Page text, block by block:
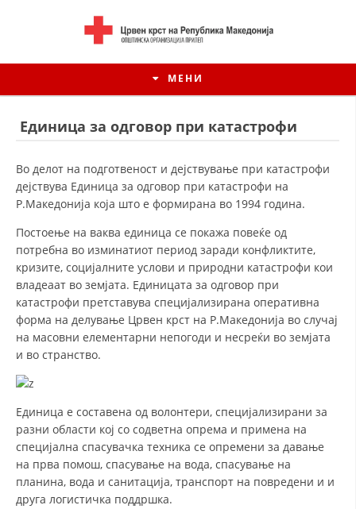
МЕНИ
ИСТОРИЈАТ НА ЦКРСМ
ИСТОРИЈАТ НА ДВИЖЕЊЕТО
СТРУКТУРА НА ОРГАНИЗАЦИЈАТА
ЧЛЕНСТВО ВО ПРОФЕСИОНАЛНИ ТЕЛА
ЗАКОН ЗА ЦКРМ
Единица за одговор при катастрофи
Во делот на подготвеност и дејствување при катастрофи
дејствува Единица за одговор при катастрофи на
Р.Македонија која што е формирана во 1994 година.
Постоење на ваква единица се покажа повеќе од
потребна во изминатиот период заради конфликтите,
кризите, социјалните услови и природни катастрофи кои
владеаат во земјата. Единицата за одговор при
катастрофи претставува специјализирана оперативна
форма на делување Црвен крст на Р.Македонија во случај
на масовни елементарни непогоди и несреќи во земјата
и во странство.
Единица е составена од волонтери, специјализирани за
разни области кој со содветна опрема и примена на
специјална спасувачка техника се опремени за давање
на прва помош, спасување на вода, спасување на
планина, вода и санитација, транспорт на повредени и и
друга логистичка поддршка.